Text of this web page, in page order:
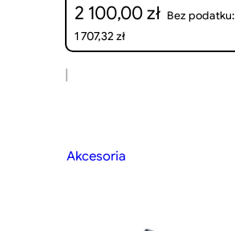
2 100,00zł Bez podatku:
1 707,32 zł
|
Akcesoria